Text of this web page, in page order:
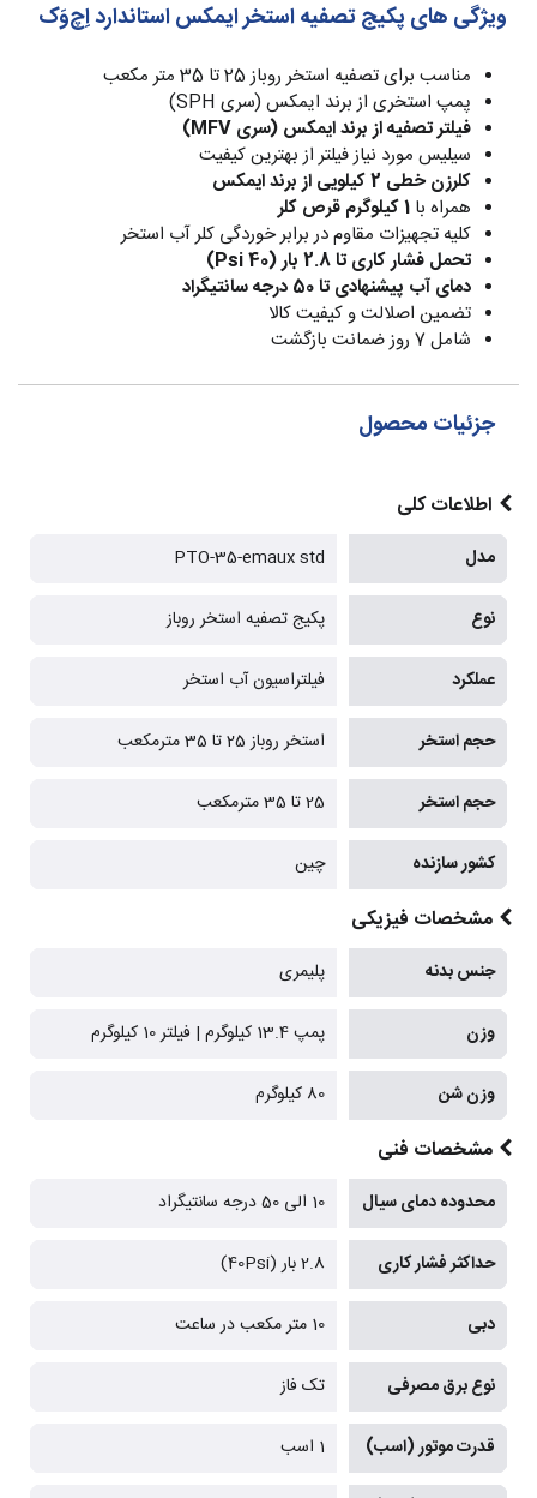
ویژگی های پکیج تصفیه استخر ایمکس استاندارد اِچ‌وَک
مناسب برای تصفیه استخر روباز 25 تا 35 متر مکعب
پمپ استخری از برند ایمکس (سری SPH)
فیلتر تصفیه از برند ایمکس (سری MFV)
سیلیس مورد نیاز فیلتر از بهترین کیفیت
کلرزن خطی 2 کیلویی از برند ایمکس
همراه با 1 کیلوگرم قرص کلر
کلیه تجهیزات مقاوم در برابر خوردگی کلر آب استخر
تحمل فشار کاری تا 2.8 بار (40 Psi)
دمای آب پیشنهادی تا 50 درجه سانتیگراد
تضمین اصلالت و کیفیت کالا
شامل 7 روز ضمانت بازگشت
جزئیات محصول
اطلاعات کلی
مدل PTO-35-emaux std
نوع پکیج تصفیه استخر روباز
عملکرد فیلتراسیون آب استخر
حجم استخر استخر روباز 25 تا 35 مترمکعب
حجم استخر 25 تا 35 مترمکعب
کشور سازنده چین
مشخصات فیزیکی
جنس بدنه پلیمری
وزن پمپ 13.4 کیلوگرم | فیلتر 10 کیلوگرم
وزن شن 80 کیلوگرم
مشخصات فنی
محدوده دمای سیال 10 الی 50 درجه سانتیگراد
حداکثر فشار کاری 2.8 بار (40Psi)
دبی 10 متر مکعب در ساعت
نوع برق مصرفی تک فاز
قدرت موتور (اسب) 1 اسب